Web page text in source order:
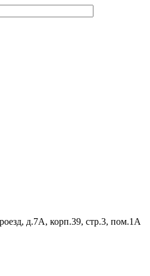
д.7А, корп.39, стр.3, пом.1А